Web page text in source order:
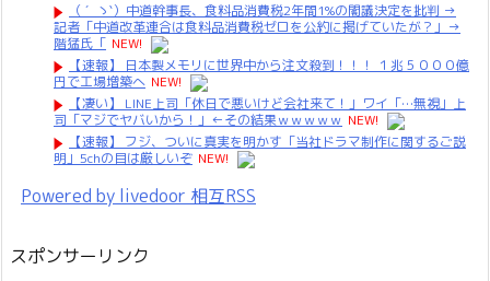
（ ´_ゝ`）中道幹事長、食料品消費税2年間1%の閣議決定を批判 →
記者「中道改革連合は食料品消費税ゼロを公約に掲げていたが？」→
階猛氏「 NEW!
【速報】 日本製メモリに世界中から注文殺到！！！ １兆５０００億
円で工場増築へ NEW!
【凄い】 LINE上司「休日で悪いけど会社来て！」ワイ「…無視」上
司「マジでヤバいから！」←その結果ｗｗｗｗｗ NEW!
【速報】 フジ、ついに真実を明かす「当社ドラマ制作に関するご説
明」5chの目は厳しいぞ NEW!
Powered by livedoor 相互RSS
スポンサーリンク